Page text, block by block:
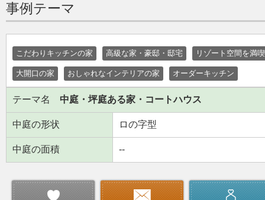
事例テーマ
こだわりキッチンの家 高級な家・豪邸・邸宅 リゾート空間を満喫
大開口の家 おしゃれなインテリアの家 オーダーキッチン
テーマ名 中庭・坪庭ある家・コートハウス
中庭の形状 ロの字型
中庭の面積 --